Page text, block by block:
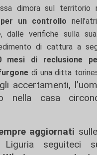
dimora sul territorio
un controllo
dalle verifiche sulla
di cattura a
mesi di reclusione
di una ditta
accertamenti,
nella casa
aggiornati
seguiteci